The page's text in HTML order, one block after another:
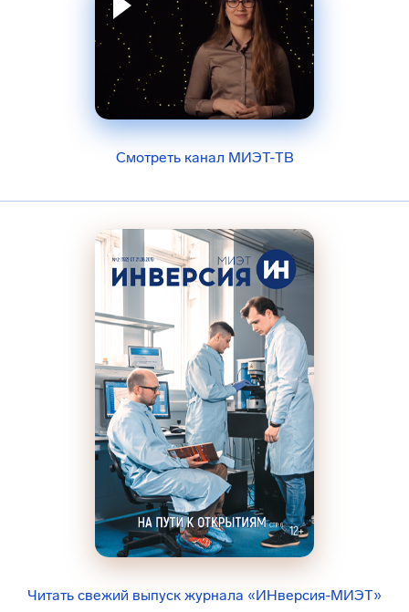
Смотреть канал МИЭТ-ТВ
Читать свежий выпуск журнала «ИНверсия-МИЭТ»